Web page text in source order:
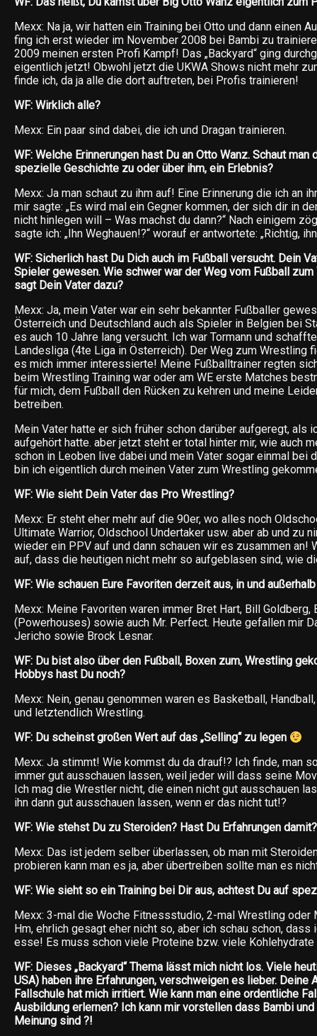
Mexx: Na ja, wir hatten ein Training bei Otto und dann einen
fing ich erst wieder im November 2008 bei Bambi zu
2009 meinen ersten Profi Kampf! Das „Backyard“ ging
eigentlich jetzt! Obwohl jetzt die UKWA Shows nicht mehr
finde ich, da ja alle die dort auftreten, bei Profis trainieren!
WF: Wirklich alle?
Mexx: Ein paar sind dabei, die ich und Dragan trainieren.
WF: Welche Erinnerungen hast Du an Otto Wanz. Schaut man
spezielle Geschichte zu oder über ihm, ein Erlebnis?
Mexx: Ja man schaut zu ihm auf! Eine Erinnerung die ich an
mir sagte: „Es wird mal ein Gegner kommen, der sich dir in
nicht hinlegen will – Was machst du dann?“ Nach einigem
sagte ich: „Ihn Weghauen!?“ worauf er antwortete: „Richtig,
WF: Sicherlich hast Du Dich auch im Fußball versucht. Dein
Spieler gewesen. Wie schwer war der Weg vom Fußball
sagt Dein Vater dazu?
Mexx: Ja, mein Vater war ein sehr bekannter Fußballer
Österreich und Deutschland auch als Spieler in Belgien bei
es auch 10 Jahre lang versucht. Ich war Tormann und
Landesliga (4te Liga in Österreich). Der Weg zum Wrestling
es mich immer interessierte! Meine Fußballtrainer regten
beim Wrestling Training war oder am WE erste Matches
für mich, dem Fußball den Rücken zu kehren und meine
betreiben.
Mein Vater hatte er sich früher schon darüber aufgeregt, als
aufgehört hatte. aber jetzt steht er total hinter mir, wie auch
schon in Leoben live dabei und mein Vater sogar einmal bei
bin ich eigentlich durch meinen Vater zum Wrestling
WF: Wie sieht Dein Vater das Pro Wrestling?
Mexx: Er steht eher mehr auf die 90er, wo alles noch
Ultimate Warrior, Oldschool Undertaker usw. aber ab und zu
wieder ein PPV auf und dann schauen wir es zusammen an!
auf, dass die heutigen nicht mehr so aufgeblasen sind, wie
WF: Wie schauen Eure Favoriten derzeit aus, in und
Mexx: Meine Favoriten waren immer Bret Hart, Bill Goldberg,
(Powerhouses) sowie auch Mr. Perfect. Heute gefallen mir
Jericho sowie Brock Lesnar.
WF: Du bist also über den Fußball, Boxen zum, Wrestling
Hobbys hast Du noch?
Mexx: Nein, genau genommen waren es Basketball,
und letztendlich Wrestling.
WF: Du scheinst großen Wert auf das „Selling“ zu legen
Mexx: Ja stimmt! Wie kommst du da drauf!? Ich finde, man
immer gut ausschauen lassen, weil jeder will dass seine
Ich mag die Wrestler nicht, die einen nicht gut ausschauen
ihn dann gut ausschauen lassen, wenn er das nicht tut!?
WF: Wie stehst Du zu Steroiden? Hast Du Erfahrungen damit?
Mexx: Das ist jedem selber überlassen, ob man mit
probieren kann man es ja, aber übertreiben sollte man es
WF: Wie sieht so ein Training bei Dir aus, achtest Du auf
Mexx: 3-mal die Woche Fitnessstudio, 2-mal Wrestling oder
Hm, ehrlich gesagt eher nicht so, aber ich schau schon, dass
esse! Es muss schon viele Proteine bzw. viele Kohlehydrate
WF: Dieses „Backyard“ Thema lässt mich nicht los. Viele
USA) haben ihre Erfahrungen, verschweigen es lieber. Deine
Fallschule hat mich irritiert. Wie kann man eine ordentliche
Ausbildung erlernen? Ich kann mir vorstellen dass Bambi und
Meinung sind ?!